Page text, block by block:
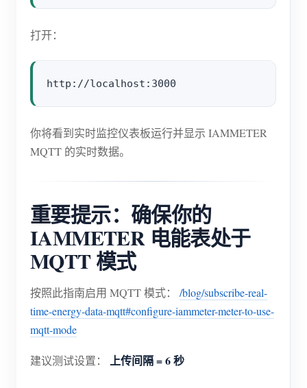
打开：
你将看到实时监控仪表板运行并显示 IAMMETER
MQTT 的实时数据。
重要提示：确保你的
IAMMETER 电能表处于
MQTT 模式
按照此指南启用 MQTT 模式： /blog/subscribe-real-
time-energy-data-mqtt#configure-iammeter-meter-to-use-
mqtt-mode
建议测试设置： 上传间隔 = 6 秒